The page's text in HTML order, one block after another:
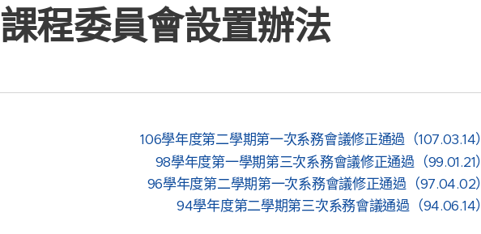
課程委員會設置辦法
106學年度第二學期第一次系務會議修正通過（107.03.14）
98學年度第一學期第三次系務會議修正通過（99.01.21）
96學年度第二學期第一次系務會議修正通過（97.04.02）
94學年度第二學期第三次系務會議通過（94.06.14）